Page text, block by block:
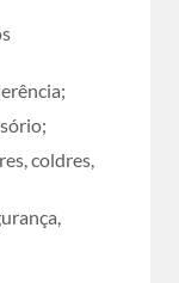
coldres,